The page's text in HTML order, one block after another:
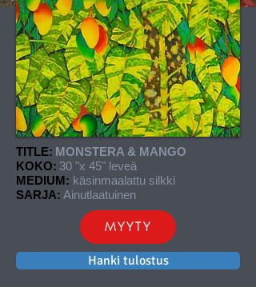
TITLE: MONSTERA & MANGO
KOKO: 30 "x 45" leveä
MEDIUM: käsinmaalattu silkki
SARJA: Ainutlaatuinen
MYYTY
Hanki tulostus